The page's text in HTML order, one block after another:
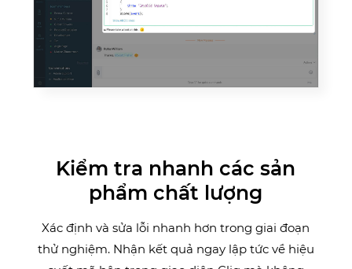
Kiểm tra nhanh các sản
phẩm chất lượng
Xác định và sửa lỗi nhanh hơn trong giai đoạn
thử nghiệm. Nhận kết quả ngay lập tức về hiệu